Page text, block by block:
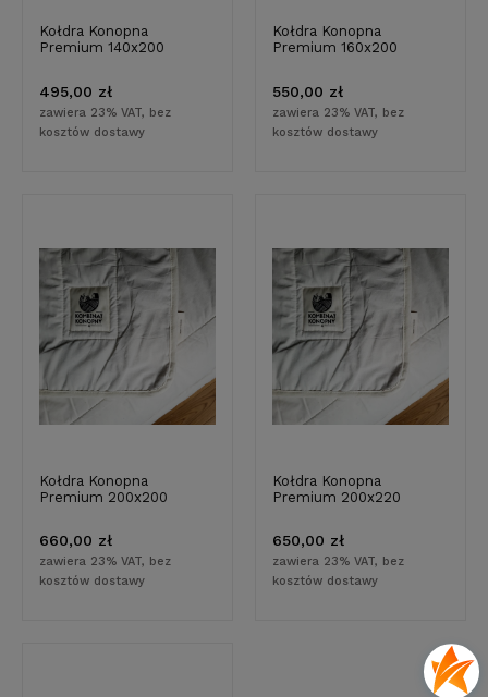
Kołdra Konopna
Premium 140x200
495,00 zł
zawiera 23% VAT, bez
kosztów dostawy
Kołdra Konopna
Premium 160x200
550,00 zł
zawiera 23% VAT, bez
kosztów dostawy
Kołdra Konopna
Premium 200x200
660,00 zł
zawiera 23% VAT, bez
kosztów dostawy
Kołdra Konopna
Premium 200x220
650,00 zł
zawiera 23% VAT, bez
kosztów dostawy